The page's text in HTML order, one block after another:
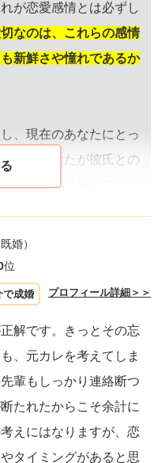
が恋愛感情とは必ずし
なのは、これらの感情
新鮮さや憧れであるか
、現在のあなたにとっ
う。あなたが彼氏との
未来を共に歩むことに
時間を持つことが重要
るには時間が必要 です
りと咀嚼してくださ
」として受け入れるこ
時間が減っていくはず
婚）
位
で成婚 プロフィール詳細＞＞
解です。きっとその忘
、元カレを考えてしま
輩もしっかり連絡断つ
たれたからこそ余計に
えにはなりますが、恋
タイミングがあると思